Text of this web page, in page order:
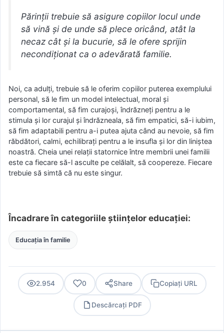
Părinții trebuie să asigure copiilor locul unde
să vină și de unde să plece oricând, atât la
necaz cât și la bucurie, să le ofere sprijin
necondiționat ca o adevărată familie.
Noi, ca adulți, trebuie să le oferim copiilor puterea exemplului
personal, să le fim un model intelectual, moral și
comportamental, să fim curajoși, îndrăzneți pentru a le
stimula și lor curajul și îndrăzneala, să fim empatici, să-i iubim,
să fim adaptabili pentru a-i putea ajuta când au nevoie, să fim
răbdători, calmi, echilibrați pentru a le insufla și lor din liniștea
noastră. Cheia unei relații statornice între membrii unei familii
este ca fiecare să-l asculte pe celălalt, să coopereze. Fiecare
trebuie să simtă că nu este singur.
Încadrare în categoriile științelor educației:
Educația în familie
2.954 0 Share Copiați URL
Descărcați PDF